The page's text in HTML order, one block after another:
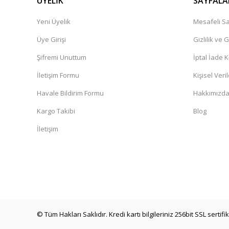
Yeni Üyelik
Üye Girişi
Şifremi Unuttum
İletişim Formu
Havale Bildirim Formu
Kargo Takibi
İletişim
Mesafeli
Gizlilik ve
İptal İade
Kişisel
Hakkımızda
Blog
© Tüm Hakları Saklıdır. Kredi kartı bilgileriniz 256bit SSL